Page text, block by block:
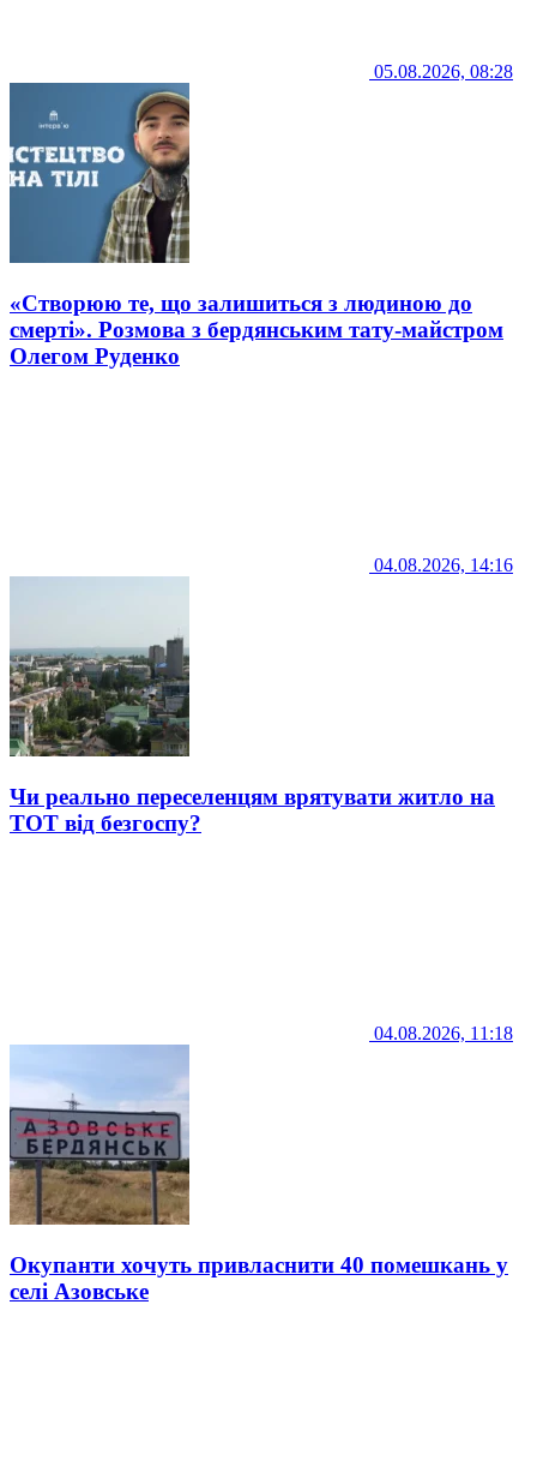
05.08.2026, 08:28
«Створюю те, що залишиться з людиною до
смерті». Розмова з бердянським тату-майстром
Олегом Руденко
04.08.2026, 14:16
Чи реально переселенцям врятувати житло на
ТОТ від безгоспу?
04.08.2026, 11:18
Окупанти хочуть привласнити 40 помешкань у
селі Азовське